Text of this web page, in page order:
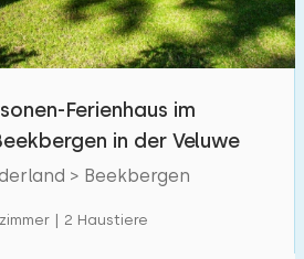
Ferienhaus im
in der Veluwe
> Beekbergen
| 2 Haustiere